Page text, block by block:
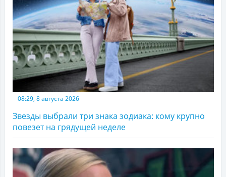
08:29, 8 августа 2026
Звезды выбрали три знака зодиака: кому крупно
повезет на грядущей неделе